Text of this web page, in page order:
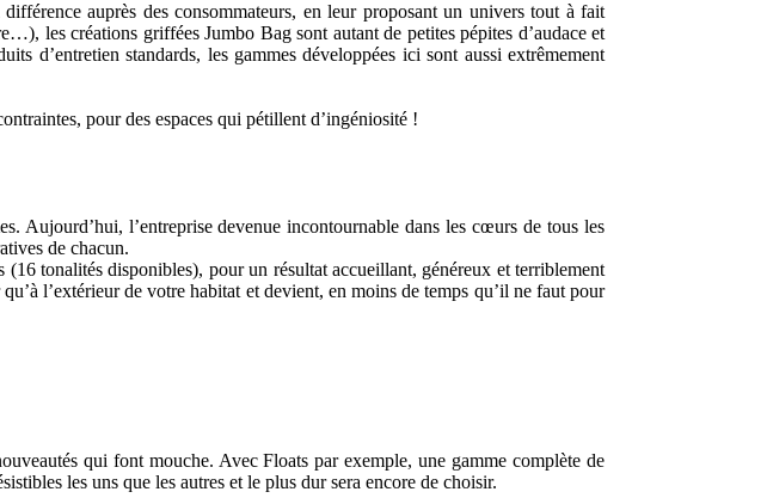
auprès des consommateurs, en leur proposant un univers tout à fait
les créations griffées Jumbo Bag sont autant de petites pépites d’audace et
d’entretien standards, les gammes développées ici sont aussi extrêmement
pour des espaces qui pétillent d’ingéniosité !
l’entreprise devenue incontournable dans les cœurs de tous les
de chacun.
tonalités disponibles), pour un résultat accueillant, généreux et terriblement
l’extérieur de votre habitat et devient, en moins de temps qu’il ne faut pour
qui font mouche. Avec Floats par exemple, une gamme complète de
les uns que les autres et le plus dur sera encore de choisir.